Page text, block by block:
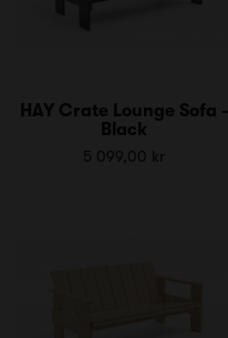
HAY Crate Lounge Sofa -
Black
5 099,00 kr